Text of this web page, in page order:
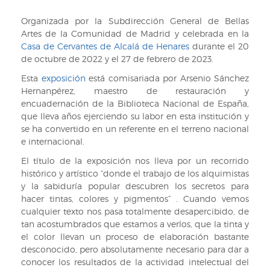
doctor
Segura,
RB
II/1396
f.
73
Organizada por la Subdirección General de Bellas
Artes de la Comunidad de Madrid y celebrada en la
Casa de Cervantes de Alcalá de Henares durante el 20
de octubre de 2022 y el 27 de febrero de 2023.
Esta exposición está comisariada por Arsenio Sánchez
Hernanpérez, maestro de restauración y
encuadernación de la Biblioteca Nacional de España,
que lleva años ejerciendo su labor en esta institución y
se ha convertido en un referente en el terreno nacional
e internacional.
El título de la exposición nos lleva por un recorrido
histórico y artístico “donde el trabajo de los alquimistas
y la sabiduría popular descubren los secretos para
hacer tintas, colores y pigmentos” . Cuando vemos
cualquier texto nos pasa totalmente desapercibido, de
tan acostumbrados que estamos a verlos, que la tinta y
el color llevan un proceso de elaboración bastante
desconocido, pero absolutamente necesario para dar a
conocer los resultados de la actividad intelectual del